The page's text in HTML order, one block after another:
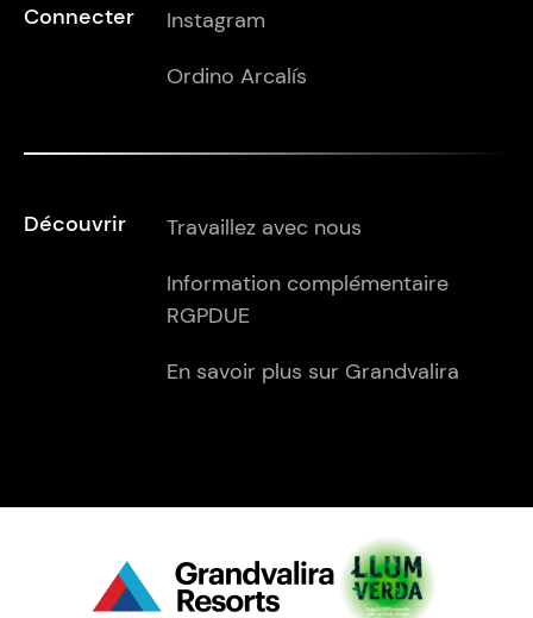
Connecter
Instagram
Ordino Arcalís
Découvrir
Travaillez avec nous
Information complémentaire
RGPDUE
En savoir plus sur Grandvalira